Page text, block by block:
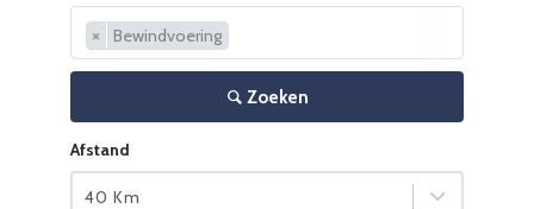
× Bewindvoering
Zoeken
Afstand
40 Km